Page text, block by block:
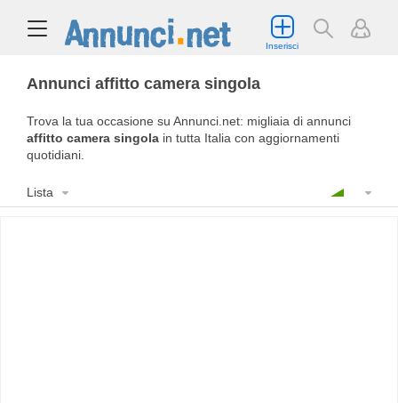
Inserisci
Annunci affitto camera singola
Trova la tua occasione su Annunci.net: migliaia di annunci
affitto camera singola in tutta Italia con aggiornamenti
quotidiani.
Lista